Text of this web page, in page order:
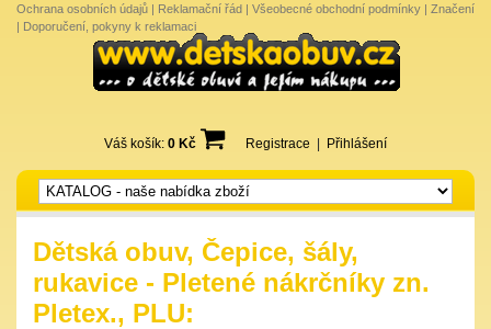
Ochrana osobních údajů | Reklamační řád | Všeobecné obchodní podmínky | Značení
| Doporučení, pokyny k reklamaci
Váš košík: 0 Kč Registrace Přihlášení
Dětská obuv, Čepice, šály,
rukavice - Pletené nákrčníky zn.
Pletex., PLU: